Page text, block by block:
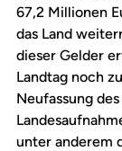
67,2 Millionen
das Land
dieser Gelder
Landtag noch
Neufassung des
unter anderem